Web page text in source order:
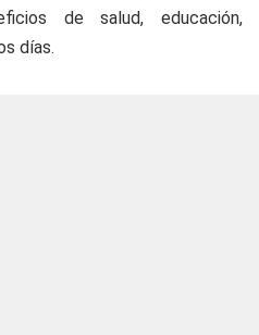
de salud, educación,
días.